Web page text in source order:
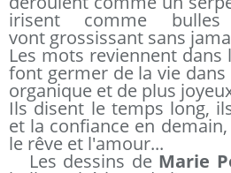
irisent comme
vont grossissant sans
Les mots reviennent
font germer de la vie
organique et de plus
Ils disent le temps long,
et la confiance en
le rêve et l'amour...
Les dessins deMarie